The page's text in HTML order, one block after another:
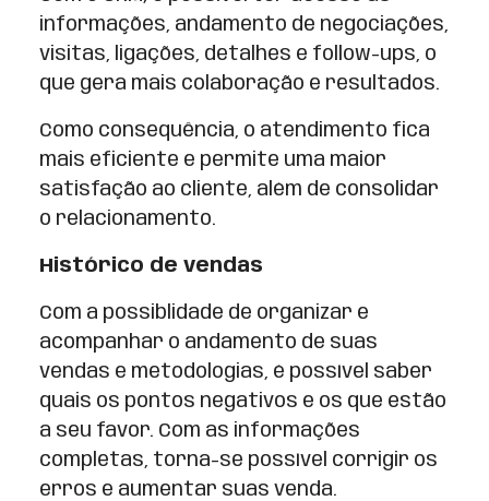
informações, andamento de negociações,
visitas, ligações, detalhes e follow-ups, o
que gera mais colaboração e resultados.
Como consequência, o atendimento fica
mais eficiente e permite uma maior
satisfação ao cliente, além de consolidar
o relacionamento.
Histórico de vendas
Com a possiblidade de organizar e
acompanhar o andamento de suas
vendas e metodologias, é possível saber
quais os pontos negativos e os que estão
a seu favor. Com as informações
completas, torna-se possível corrigir os
erros e aumentar suas venda.